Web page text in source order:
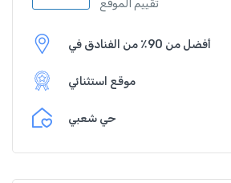
تقييم الموقع
أفضل من 90٪ من الفنادق في
موقع استثنائي
حي شعبي